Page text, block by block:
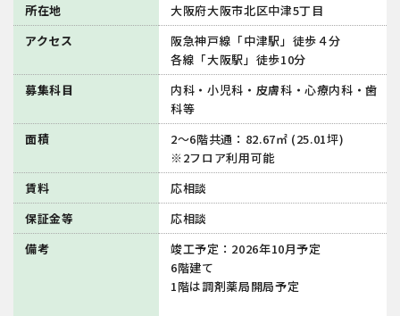
所在地
大阪府大阪市北区中津5丁目
アクセス
阪急神戸線「中津駅」徒歩４分
各線「大阪駅」徒歩10分
募集科目
内科・小児科・皮膚科・心療内科・歯
科等
面積
2～6階共通：82.67㎡ (25.01坪)
※2フロア利用可能
賃料
応相談
保証金等
応相談
備考
竣工予定：2026年10月予定
6階建て
1階は調剤薬局開局予定